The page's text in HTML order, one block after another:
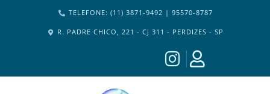
TELEFONE: (11) 3871-9492 | 95570-8787
R. PADRE CHICO, 221 - CJ 311 - PERDIZES - SP